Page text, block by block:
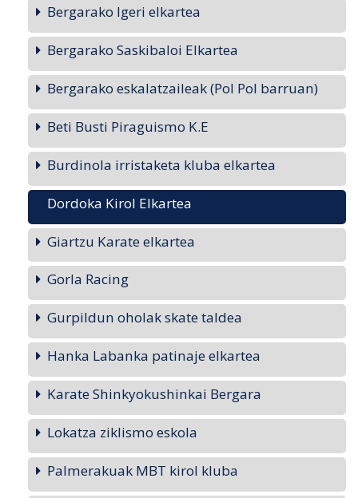
Bergarako Igeri elkartea
Bergarako Saskibaloi Elkartea
Bergarako eskalatzaileak (Pol Pol barruan)
Beti Busti Piraguismo K.E
Burdinola irristaketa kluba elkartea
Dordoka Kirol Elkartea
Giartzu Karate elkartea
Gorla Racing
Gurpildun oholak skate taldea
Hanka Labanka patinaje elkartea
Karate Shinkyokushinkai Bergara
Lokatza ziklismo eskola
Palmerakuak MBT kirol kluba